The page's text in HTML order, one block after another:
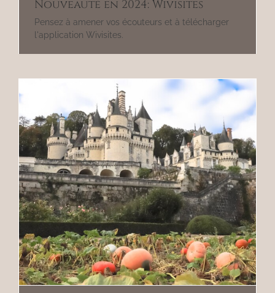
Nouveauté en 2024: Wivisites
Pensez à amener vos écouteurs et à télécharger
l'application Wivisites.